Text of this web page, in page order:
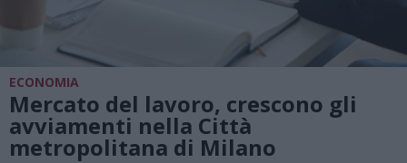
ECONOMIA
Mercato del lavoro, crescono gli
avviamenti nella Città
metropolitana di Milano